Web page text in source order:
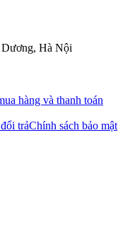
Hà Nội
hàng và thanh toán
trảChính sách bảo mật